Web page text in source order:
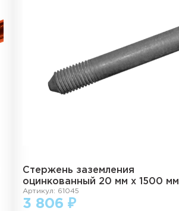
Стержень заземления
оцинкованный 20 мм х 1500 мм
Артикул: 61045
3 806 ₽